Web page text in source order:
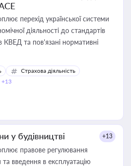
перехід української системи
діяльності до стандартів
КВЕД та пов'язані нормативні
Страхова діяльність
+13
у будівництві +13
правове регулювання
та введення в експлуатацію